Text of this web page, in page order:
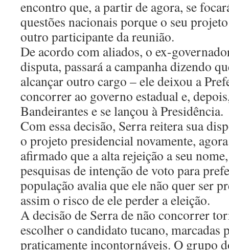
encontro que, a partir de agora, se
questões nacionais porque o seu
outro participante da reunião.
De acordo com aliados, o ex-
disputa, passará a campanha dizendo
alcançar outro cargo – ele deixou a
concorrer ao governo estadual e,
Bandeirantes e se lançou à Presidência.
Com essa decisão, Serra reitera sua
o projeto presidencial novamente,
afirmado que a alta rejeição a seu
pesquisas de intenção de voto para
população avalia que ele não quer ser
assim o risco de ele perder a eleição.
A decisão de Serra de não concorrer
escolher o candidato tucano, marcadas
praticamente incontornáveis. O grupo